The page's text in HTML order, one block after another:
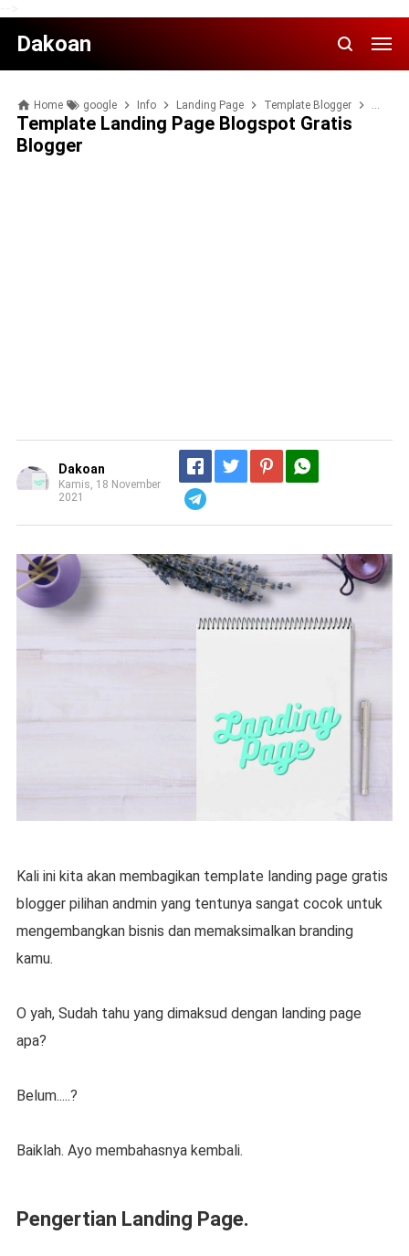
Dakoan
Home google Info Landing Page Template Blogger Tips
Template Landing Page Blogspot Gratis
Blogger
Dakoan
Kamis, 18 November
2021
Kali ini kita akan membagikan template landing page gratis
blogger pilihan andmin yang tentunya sangat cocok untuk
mengembangkan bisnis dan memaksimalkan branding
kamu.
O yah, Sudah tahu yang dimaksud dengan landing page
apa?
Belum.....?
Baiklah. Ayo membahasnya kembali.
Pengertian Landing Page.